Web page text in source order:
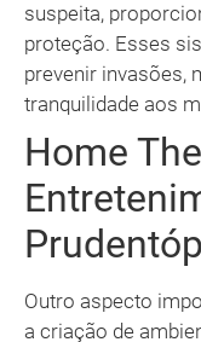
suspeita,
proteção. Esses
prevenir invasões,
tranquilidade aos
Home
Outro aspecto
a criação de